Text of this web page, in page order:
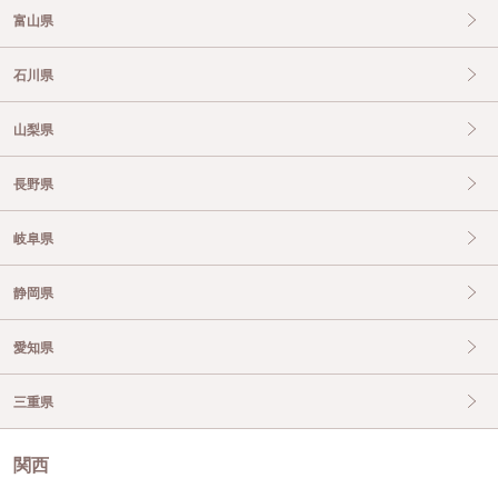
富山県
石川県
山梨県
長野県
岐阜県
静岡県
愛知県
三重県
関西